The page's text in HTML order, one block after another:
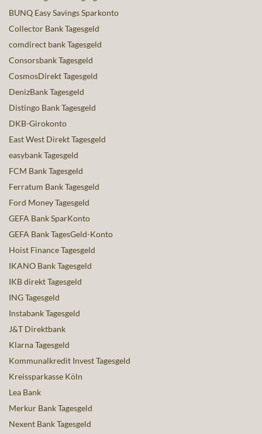
BUNQ Easy Savings Sparkonto
Collector Bank Tagesgeld
comdirect bank Tagesgeld
Consorsbank Tagesgeld
CosmosDirekt Tagesgeld
DenizBank Tagesgeld
Distingo Bank Tagesgeld
DKB-Girokonto
East West Direkt Tagesgeld
easybank Tagesgeld
FCM Bank Tagesgeld
Ferratum Bank Tagesgeld
Ford Money Tagesgeld
GEFA Bank SparKonto
GEFA Bank TagesGeld-Konto
Hoist Finance Tagesgeld
IKANO Bank Tagesgeld
IKB direkt Tagesgeld
ING Tagesgeld
Instabank Tagesgeld
J&T Direktbank
Klarna Tagesgeld
Kommunalkredit Invest Tagesgeld
Kreissparkasse Köln
Lea Bank
Merkur Bank Tagesgeld
Nexent Bank Tagesgeld